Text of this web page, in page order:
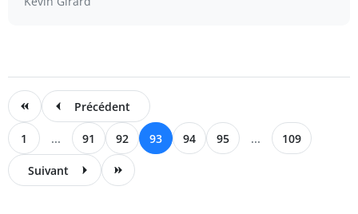
Précédent
1 ... 91 92 93 94 95 ... 109
Suivant